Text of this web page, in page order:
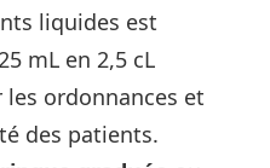
liquides est
mL en 2,5 cL
ordonnances et
des patients.